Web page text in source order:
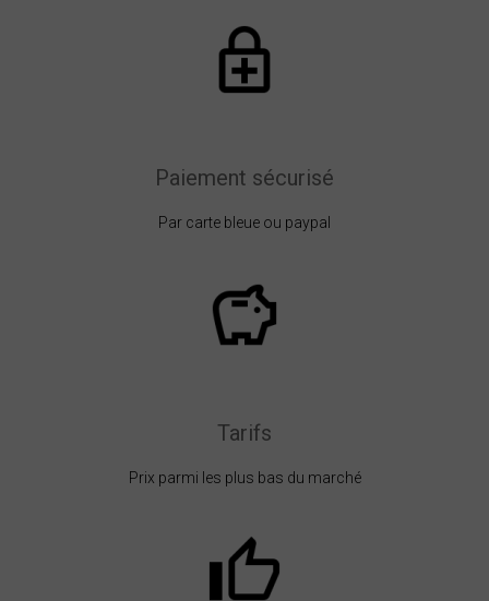
Paiement sécurisé
Par carte bleue ou paypal
Tarifs
Prix parmi les plus bas du marché